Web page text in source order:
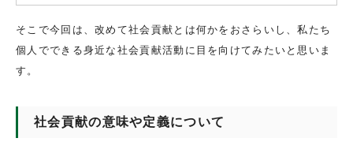
そこで今回は、改めて社会貢献とは何かをおさらいし、私たち
個人でできる身近な社会貢献活動に目を向けてみたいと思いま
す。
社会貢献の意味や定義について